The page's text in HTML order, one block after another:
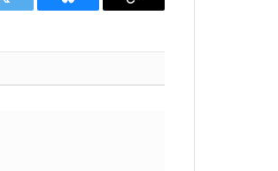
Twitter Bluesky
Copy